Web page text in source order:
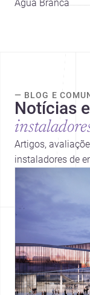
Água Branca
— BLOG E
Notícias
Artigos,
instaladores de